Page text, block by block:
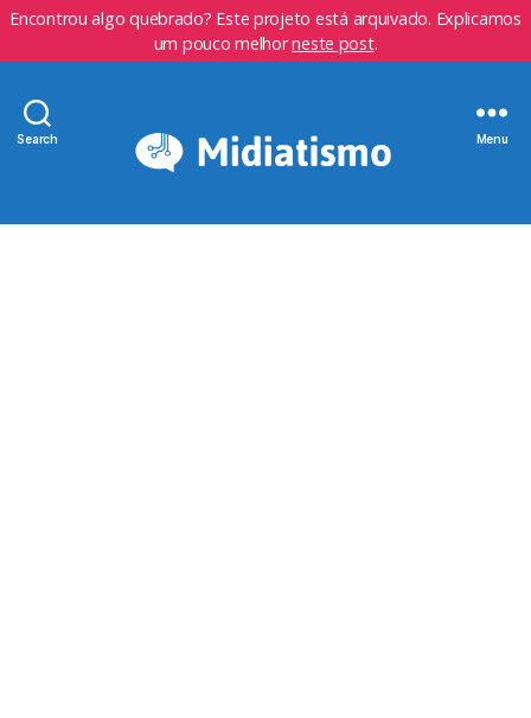
Encontrou algo quebrado? Este projeto está arquivado. Explicamos
um pouco melhorneste post.
Search Menu